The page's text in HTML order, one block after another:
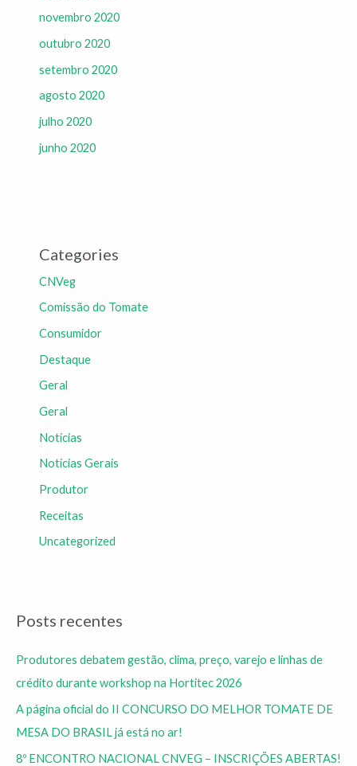
novembro 2020
outubro 2020
setembro 2020
agosto 2020
julho 2020
junho 2020
Categories
CNVeg
Comissão do Tomate
Consumidor
Destaque
Geral
Geral
Notícias
Notícias Gerais
Produtor
Receitas
Uncategorized
Posts recentes
Produtores debatem gestão, clima, preço, varejo e linhas de
crédito durante workshop na Hortitec 2026
A página oficial do II CONCURSO DO MELHOR TOMATE DE
MESA DO BRASIL já está no ar!
8º ENCONTRO NACIONAL CNVEG – INSCRIÇÕES ABERTAS!